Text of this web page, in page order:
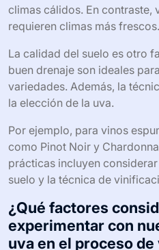
Para elegir variedades de
se desea producir, es
sabor y aroma. Las uvas
Sauvignon son ideales para
blancas como Chardonnay
frescos y afrutados.
vitivinícola. Variedades como
climas cálidos. En contraste,
requieren climas más frescos.
La calidad del suelo es otro
buen drenaje son ideales
variedades. Además, la
la elección de la uva.